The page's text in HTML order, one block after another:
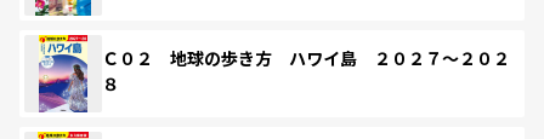
Ｃ０２ 地球の歩き方 ハワイ島 ２０２７～２０２
８